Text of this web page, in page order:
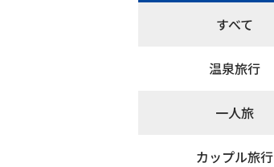
すべて
温泉旅行
一人旅
カップル旅行